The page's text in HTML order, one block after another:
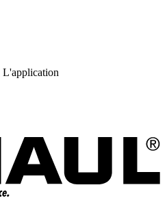
L'application